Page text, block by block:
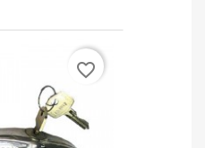
favorite_border